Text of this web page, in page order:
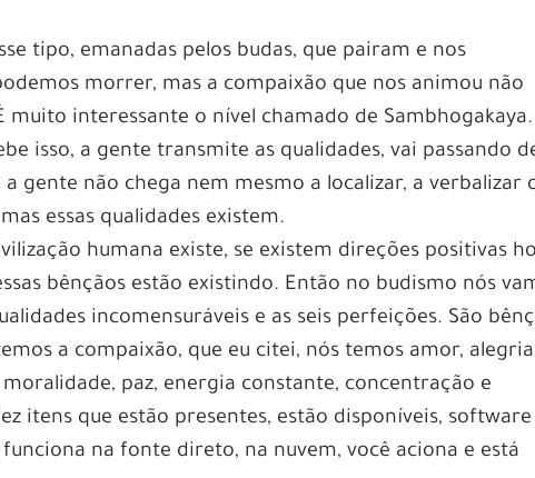
tipo, emanadas pelos budas, que pairam e nos
morrer, mas a compaixão que nos animou não
interessante o nível chamado de Sambhogakaya.
isso, a gente transmite as qualidades, vai passando
gente não chega nem mesmo a localizar, a verbalizar
essas qualidades existem.
humana existe, se existem direções positivas
bênçãos estão existindo. Então no budismo nós
incomensuráveis e as seis perfeições. São
a compaixão, que eu citei, nós temos amor,
paz, energia constante, concentração e
itens que estão presentes, estão disponíveis, software
na fonte direto, na nuvem, você aciona e está